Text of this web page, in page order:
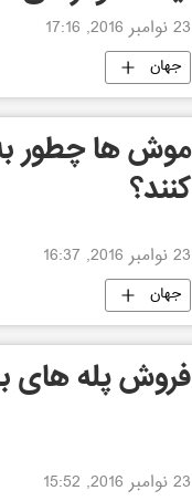
23 نوامبر 2016, 17:16
جهان
موش ها چطور
کنند؟
23 نوامبر 2016, 16:37
جهان
فروش پله های
23 نوامبر 2016, 15:52